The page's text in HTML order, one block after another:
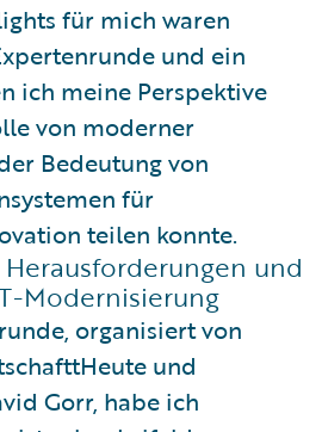
für mich waren
und ein
ich meine Perspektive
von moderner
Bedeutung von
für
teilen konnte.
und
Modernisierung
organisiert von
und
Gorr, habe ich